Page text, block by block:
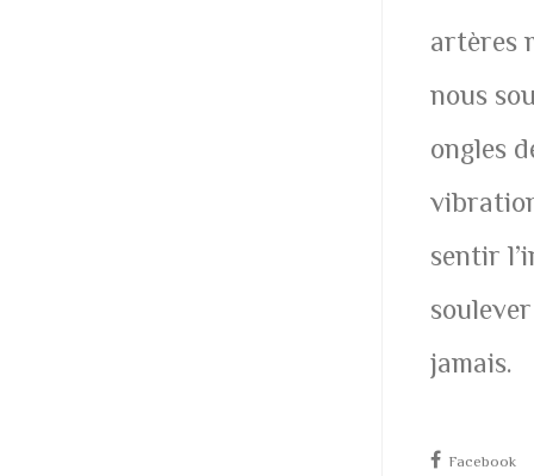
artères
nous
ongles
sentir
jamais.
Facebook